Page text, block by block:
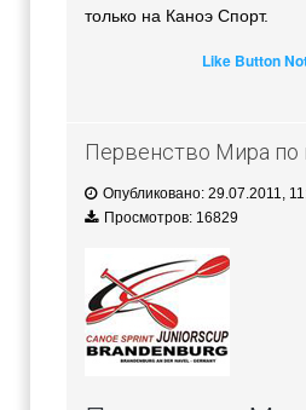
только на Каноэ Спорт.
Like Button
Первенство Мира по
Опубликовано: 29.07.2011,
Просмотров: 16829